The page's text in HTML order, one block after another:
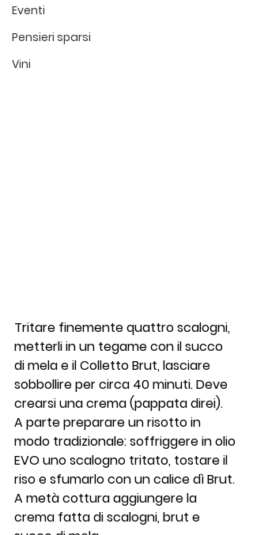
Eventi
Pensieri sparsi
Vini
Tritare finemente quattro scalogni,
metterli in un tegame con il succo
di mela e il Colletto Brut, lasciare
sobbollire per circa 40 minuti. Deve
crearsi una crema (pappata direi).
A parte preparare un risotto in
modo tradizionale: soffriggere in olio
EVO uno scalogno tritato, tostare il
riso e sfumarlo con un calice dì Brut.
A metà cottura aggiungere la
crema fatta di scalogni, brut e